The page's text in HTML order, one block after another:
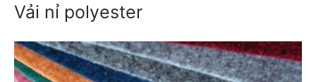
Vải nỉ polyester